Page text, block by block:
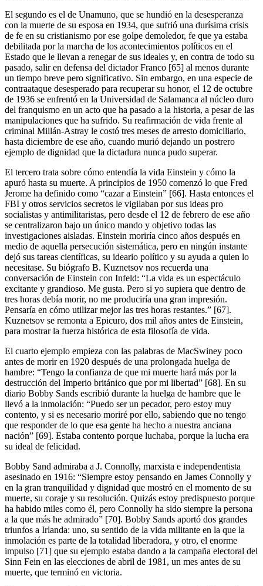
El segundo es el de Unamuno, que se hundió en la desesperanza
con la muerte de su esposa en 1934, que sufrió una durísima crisis
de fe en su cristianismo por ese golpe demoledor, fe que ya estaba
debilitada por la marcha de los acontecimientos políticos en el
Estado que le llevan a renegar de sus ideales y, en contra de todo su
pasado, salir en defensa del dictador Franco [65] al menos durante
un tiempo breve pero significativo. Sin embargo, en una especie de
contraataque desesperado para recuperar su honor, el 12 de octubre
de 1936 se enfrentó en la Universidad de Salamanca al núcleo duro
del franquismo en un acto que ha pasado a la historia, a pesar de las
manipulaciones que ha sufrido. Su reafirmación de vida frente al
criminal Millán-Astray le costó tres meses de arresto domiciliario,
hasta diciembre de ese año, cuando murió dejando un postrero
ejemplo de dignidad que la dictadura nunca pudo superar.
El tercero trata sobre cómo entendía la vida Einstein y cómo la
apuró hasta su muerte. A principios de 1950 comenzó lo que Fred
Jerome ha definido como “cazar a Einstein” [66]. Hasta entonces el
FBI y otros servicios secretos le vigilaban por sus ideas pro
socialistas y antimilitaristas, pero desde el 12 de febrero de ese año
se centralizaron bajo un único mando y objetivo todas las
investigaciones aisladas. Einstein moriría cinco años después en
medio de aquella persecución sistemática, pero en ningún instante
dejó sus tareas científicas, su ideario político y su ayuda a quien lo
necesitase. Su biógrafo B. Kuznetsov nos recuerda una
conversación de Einstein con Infeld: “La vida es un espectáculo
excitante y grandioso. Me gusta. Pero si yo supiera que dentro de
tres horas debía morir, no me produciría una gran impresión.
Pensaría en cómo utilizar mejor las tres horas restantes.” [67].
Kuznetsov se remonta a Epicuro, dos mil años antes de Einstein,
para mostrar la fuerza histórica de esta filosofía de vida.
El cuarto ejemplo empieza con las palabras de MacSwiney poco
antes de morir en 1920 después de una prolongada huelga de
hambre: “Tengo la confianza de que mi muerte hará más por la
destrucción del Imperio británico que por mi libertad” [68]. En su
diario Bobby Sands escribió durante la huelga de hambre que le
llevó a la inmolación: “Puedo ser un pecador, pero estoy muy
contento, y si es necesario moriré por ello, sabiendo que no tengo
que responder de lo que esa gente ha hecho a nuestra anciana
nación” [69]. Estaba contento porque luchaba, porque la lucha era
su ideal de felicidad.
Bobby Sand admiraba a J. Connolly, marxista e independentista
asesinado en 1916: “Siempre estoy pensando en James Connolly y
en la gran tranquilidad y dignidad que mostró en el momento de su
muerte, su coraje y su resolución. Quizás estoy predispuesto porque
ha habido miles como él, pero Connolly ha sido siempre la persona
a la que más he admirado” [70]. Bobby Sands aportó dos grandes
triunfos a Irlanda: uno, su sentido de la vida militante en la que la
inmolación es parte de la totalidad liberadora, y otro, el enorme
impulso [71] que su ejemplo estaba dando a la campaña electoral del
Sinn Fein en las elecciones de abril de 1981, un mes antes de su
muerte, que terminó en victoria.